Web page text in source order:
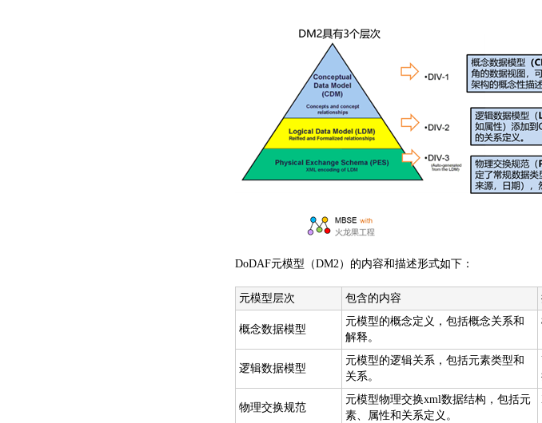
DoDAF元模型（DM2）的内容和描述形式如下：
元模型层次 包含的内容
概念数据模型
元模型的概念定义，包括概念关系和
解释。
逻辑数据模型
元模型的逻辑关系，包括元素类型和
关系。
物理交换规范
元模型物理交换xml数据结构，包括元
素、属性和关系定义。